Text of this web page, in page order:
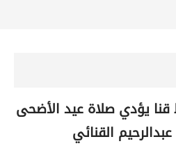
يؤدي صلاة عيد الأضحى
القنائي